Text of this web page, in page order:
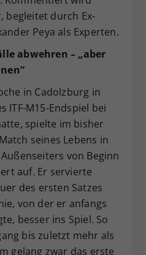
begleitet durch Ex-
Peya als Experten.
abwehren – „aber
in Cadolzburg in
ITF-M15-Endspiel bei
spielte im bisher
seines Lebens in
von Beginn
auf. Er servierte
des ersten Satzes
von der er anfangs
besser ins Spiel. So
bis zuletzt mehr als
gelang zwar das erste